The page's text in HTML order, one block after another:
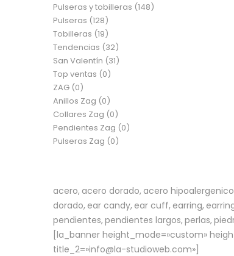
Pulseras y tobilleras (148)
Pulseras (128)
Tobilleras (19)
Tendencias (32)
San Valentín (31)
Top ventas (0)
ZAG (0)
Anillos Zag (0)
Collares Zag (0)
Pendientes Zag (0)
Pulseras Zag (0)
acero acero dorado acero hipoalergenico
dorado ear candy ear cuff earring
pendientes pendientes largos perlas
[la_banner height_mode=»custom»
title_2=»info@la-studioweb.com»]